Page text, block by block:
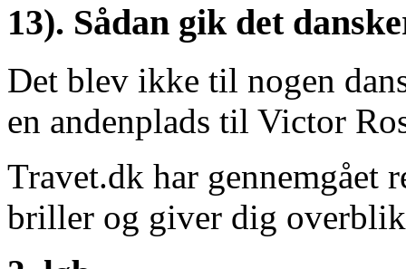
13). Sådan gik det
Det blev ikke til nogen
en andenplads til Victor
Travet.dk har gennemgået
briller og giver dig